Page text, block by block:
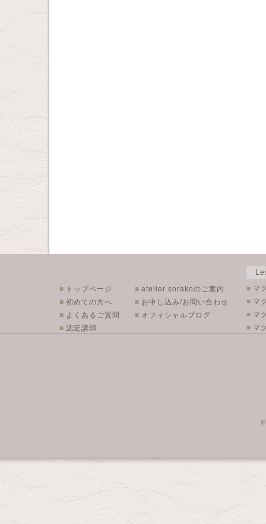
■ トップページ
■ 初めての方へ
■ よくあるご質問
■ 認定講師
■ atelier sorakoのご案内
■ お申し込み/お問い合わせ
■ オフィシャルブログ
■ マ
■ マ
■ マ
■ マ